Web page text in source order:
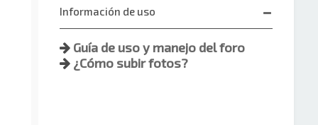
Información de uso
Guía de uso y manejo del foro
¿Cómo subir fotos?